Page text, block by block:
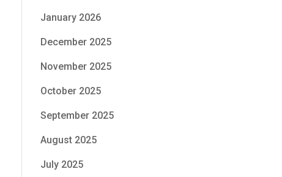
January 2026
December 2025
November 2025
October 2025
September 2025
August 2025
July 2025